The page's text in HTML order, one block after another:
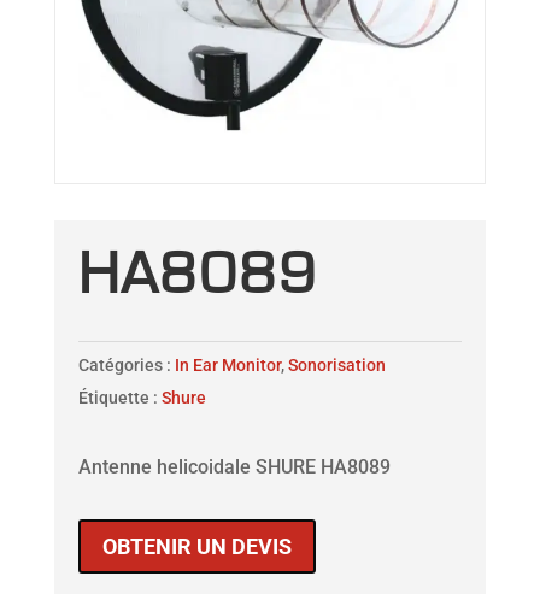
HA8089
Catégories : In Ear Monitor,Sonorisation
Étiquette : Shure
Antenne helicoidale SHURE HA8089
OBTENIR UN DEVIS